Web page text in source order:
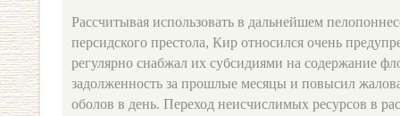
Рассчитывая использовать в дальнейшем
персидского престола, Кир относился очень
регулярно снабжал их субсидиями на содержание
задолженность за прошлые месяцы и повысил
оболов в день. Переход неисчислимых ресурсов в